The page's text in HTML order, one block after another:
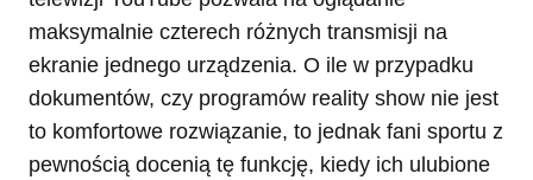
maksymalnie czterech różnych transmisji na
ekranie jednego urządzenia. O ile w przypadku
dokumentów, czy programów reality show nie jest
to komfortowe rozwiązanie, to jednak fani sportu z
pewnością docenią tę funkcję, kiedy ich ulubione